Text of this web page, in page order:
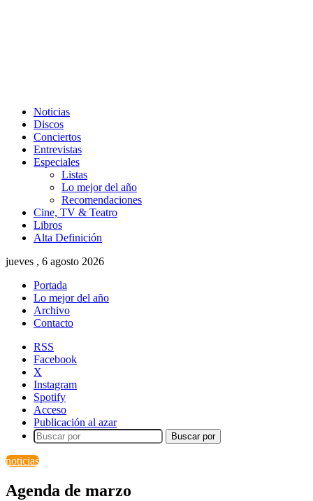
Noticias
Discos
Conciertos
Entrevistas
Especiales
Listas
Lo mejor del año
Recomendaciones
Cine, TV & Teatro
Libros
Alta Definición
jueves , 6 agosto 2026
Portada
Lo mejor del año
Archivo
Contacto
RSS
Facebook
X
Instagram
Spotify
Acceso
Publicación al azar
Buscar por
noticias
Agenda de marzo